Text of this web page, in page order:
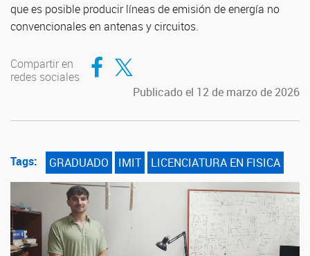
que es posible producir líneas de emisión de energía no
convencionales en antenas y circuitos.
Compartir en
redes sociales
Compartir en Facebook
Compartir en Twitter
Publicado el 12 de marzo de 2026
Tags: GRADUADO IMIT LICENCIATURA EN FISICA